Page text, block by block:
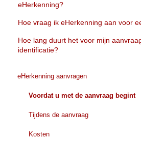
eHerkenning?
Hoe vraag ik eHerkenning aan voor
Hoe lang duurt het voor mijn
identificatie?
eHerkenning aanvragen
Voordat u met de aanvraag begint
Tijdens de aanvraag
Kosten